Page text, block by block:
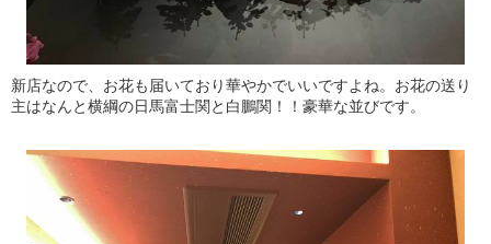
新店なので、お花も届いており華やかでいいですよね。お花の送り
主はなんと横綱の日馬富士関と白鵬関！！豪華な並びです。